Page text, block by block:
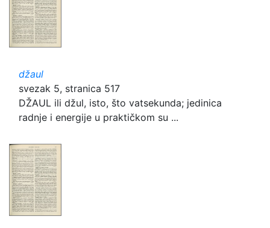
džaul
svezak 5, stranica 517
DŽAUL ili džul, isto, što vatsekunda; jedinica
radnje i energije u praktičkom su ...